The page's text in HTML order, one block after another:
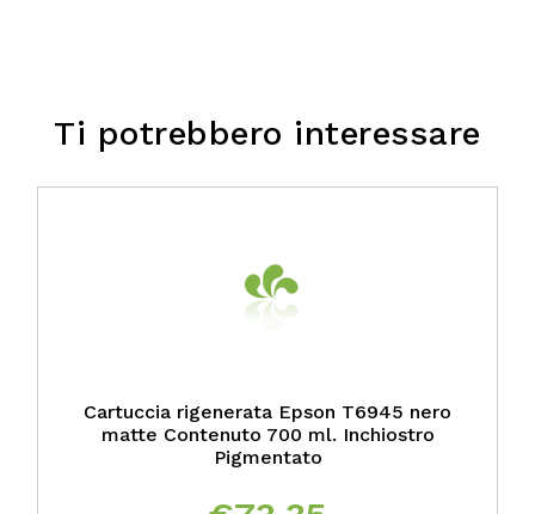
Ti potrebbero interessare
Cartuccia rigenerata Epson T6945 nero
matte Contenuto 700 ml. Inchiostro
Pigmentato